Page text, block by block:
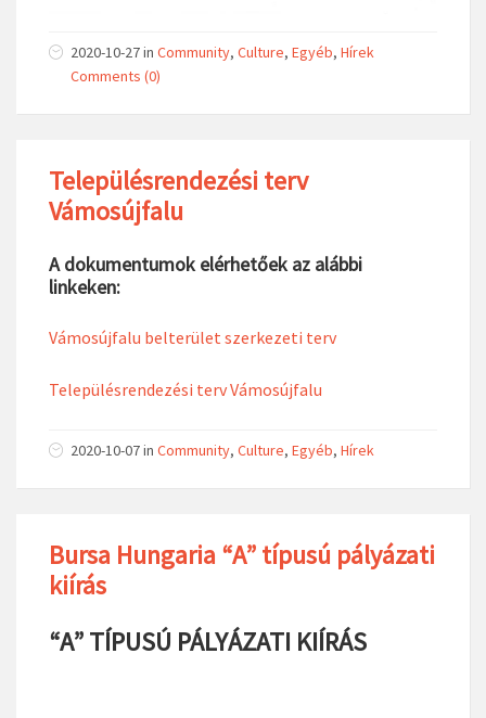
2020-10-27in Community, Culture, Egyéb, Hírek
Comments (0)
Településrendezési terv
Vámosújfalu
A dokumentumok elérhetőek az alábbi
linkeken:
Vámosújfalu belterület szerkezeti terv
Településrendezési terv Vámosújfalu
2020-10-07in Community, Culture, Egyéb, Hírek
Bursa Hungaria “A” típusú pályázati
kiírás
“A” TÍPUSÚ PÁLYÁZATI KIÍRÁS